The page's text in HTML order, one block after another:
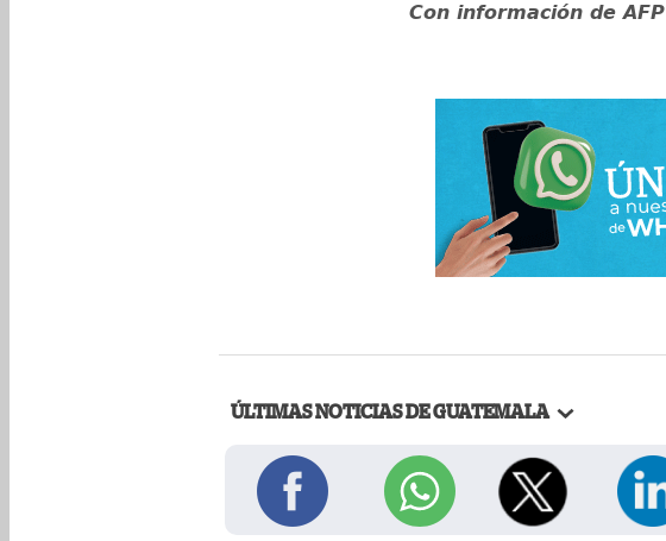
Con información de AFP
ÚLTIMAS NOTICIAS DE GUATEMALA